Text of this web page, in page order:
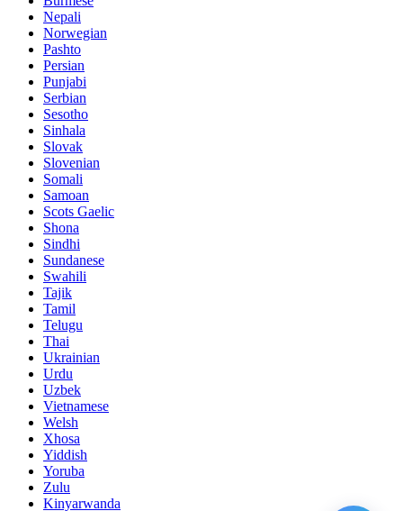
Nepali
Norwegian
Pashto
Persian
Punjabi
Serbian
Sesotho
Sinhala
Slovak
Slovenian
Somali
Samoan
Scots Gaelic
Shona
Sindhi
Sundanese
Swahili
Tajik
Tamil
Telugu
Thai
Ukrainian
Urdu
Uzbek
Vietnamese
Welsh
Xhosa
Yiddish
Yoruba
Zulu
Kinyarwanda